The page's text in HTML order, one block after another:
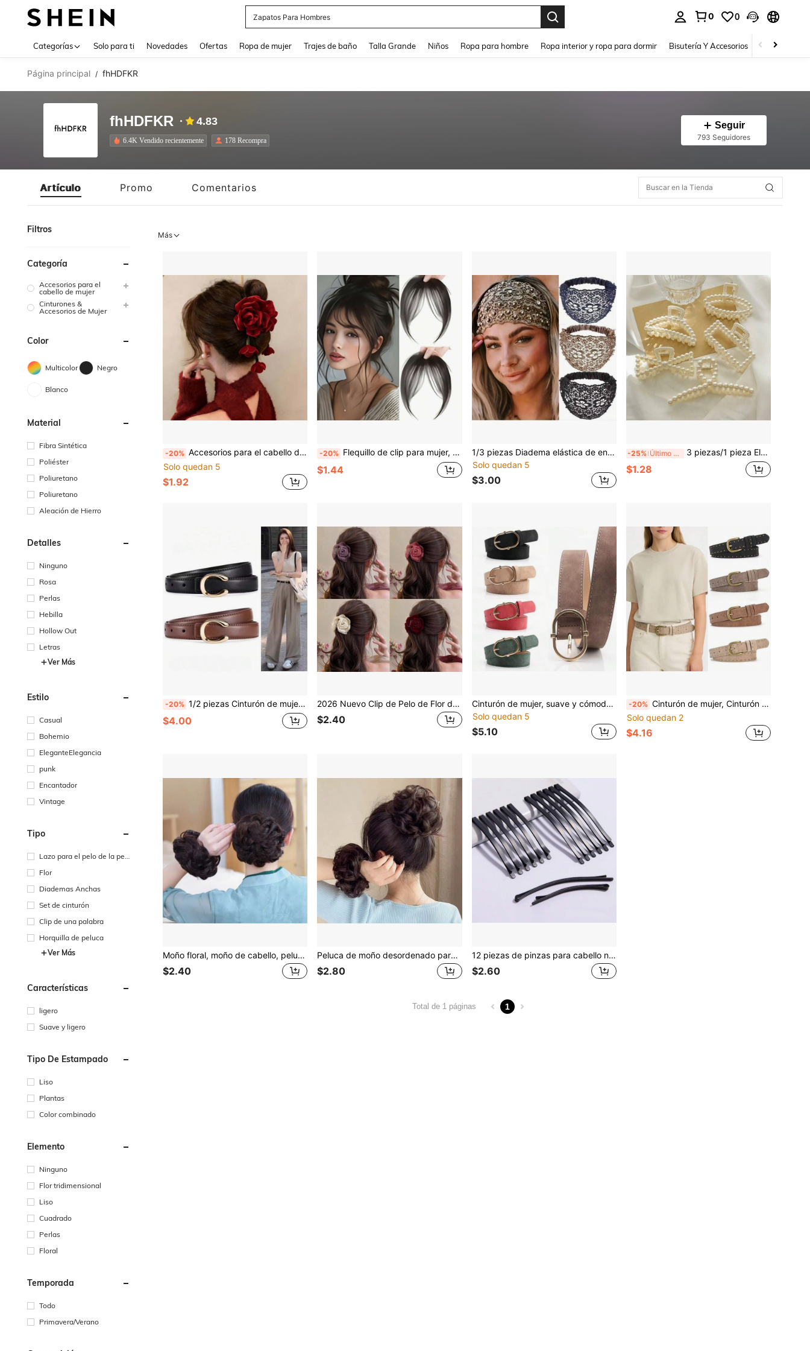
Zapatos Para Hombres
0 0
Categorías Solo para ti Novedades Ofertas Ropa de mujer Trajes de baño Talla Grande Niños Ropa para hombre Ropa interior y ropa para dormir Bisutería Y Accesorios Zapatos
Página principal / fhHDFKR
fhHDFKR 4.83
6.4K Vendido recientemente 178 Recompra
Seguir
793 Seguidores
Artículo Promo Comentarios
Filtros
Categoría
Accesorios para el
cabello de mujer
Cinturones &
Accesorios de Mujer
Color
Multicolor Negro
Blanco
Material
Fibra Sintética
Poliéster
Poliuretano
Poliuretano
Aleación de Hierro
Detalles
Ninguno
Rosa
Perlas
Hebilla
Hollow Out
Letras
Ver Más
Estilo
Casual
Bohemio
EleganteElegancia
punk
Encantador
Vintage
Tipo
Lazo para el pelo de la pelu
Flor
Diademas Anchas
Set de cinturón
Clip de una palabra
Horquilla de peluca
Ver Más
Características
ligero
Suave y ligero
Tipo De Estampado
Liso
Plantas
Color combinado
Elemento
Ninguno
Flor tridimensional
Liso
Cuadrado
Perlas
Floral
Temporada
Todo
Primavera/Verano
Más
-20% Accesorios para el cabello de terciopelo con rosa roja, pinza para el cabello con rosa, scrunchie grande, decoración floral de rosa para el cabello, coletero con lazo lindo, pinzas para el cabello tipo garra para playa y vacaciones
Solo quedan 5
$1.92
-20% Flequillo de clip para mujer, fibra sintética resistente al calor, flequillo corto instantáneo que enmarca el rostro, fácil de colocar con clip (sin pegamento/costura requerida), adecuado para uso diario y ocasiones especiales, reemplazo de parte superior de peluca ligera, flequillo de clip de cabello humano simulado, pinzas de garra, accesorios para la cabeza, festival, fiesta
$1.44
1/3 piezas Diadema elástica de encaje de ganchillo de verano con diseño hueco de perlas falsas, ideal para viajes y cumpleaños
Solo quedan 5
$3.00
-25% Último día 3 piezas/1 pieza Elegantes pasadores de pelo con perlas, pinzas de plástico huecas grandes para mujeres, viajes, cumpleaños
$1.28
-20% 1/2 piezas Cinturón de mujer, cinturón decorativo minimalista de alta moda y versátil, adecuado para faldas, vaqueros, etc.
$4.00
2026 Nuevo Clip de Pelo de Flor de Rosa de Alta Gama para Recogido Parcial, Accesorio de Pelo Floral de Verano para Mujer Pinzas de Playa, Vacaciones, Festivales, Fiestas
$2.40
Cinturón de mujer, suave y cómodo con hebilla de aleación, adecuado para vaqueros y vestidos
Solo quedan 5
$5.10
-20% Cinturón de mujer, Cinturón de mujer con remaches, Cinturón con hebilla de pasador, Cinturón casual punk, Cinturón personalizado versátil
Solo quedan 2
$4.16
Moño floral, moño de cabello, peluca floral, accesorios para el cabello, coletero rizado, moño, herramientas de peinado, accesorio de fiesta de moño de pelo falso esponjoso, sujetadores de coleta, bandas elásticas para el cabello, cuerda para el cabello, festival, fiesta
$2.40
Peluca de moño desordenado para mujer, diadema con flor de cabello natural y esponjoso, accesorios de cabello rizado y holgado, decoración de cabello, accesorios para fiestas, coleteros, bandas elásticas, scrunchies, cuerda para el cabello, para viajes, cumpleaños
$2.80
12 piezas de pinzas para cabello negro , reforzadas y engrosadas. Pinzas para cabello largo con pinzas laterales, accesorios para el cabello, flequillo, pinzas para puntas abiertas, viaje, cumpleaños
$2.60
Total de 1 páginas 1